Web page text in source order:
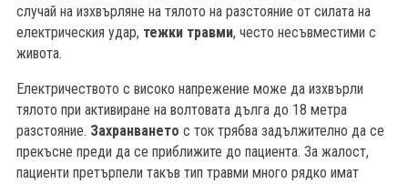
случай на изхвърляне на тялото на разстояние от силата на
електрическия удар, тежки травми, често несъвместими с
живота.
Електричеството с високо напрежение може да изхвърли
тялото при активиране на волтовата дълга до 18 метра
разстояние. Захранването с ток трябва задължително да се
прекъсне преди да се приближите до пациента. За жалост,
пациенти претърпели такъв тип травми много рядко имат